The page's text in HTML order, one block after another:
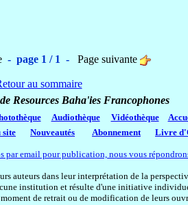
- page 1 / 1 - Page suivante
au sommaire
Resources Baha'ies Francophones
Audiothèque Vidéothèque
site Nouveautés Abonnement Livre
email pour publication, nous vous
auteurs dans leur interprétation de la
institution et résulte d'une initiative
de retrait ou de modification de leurs